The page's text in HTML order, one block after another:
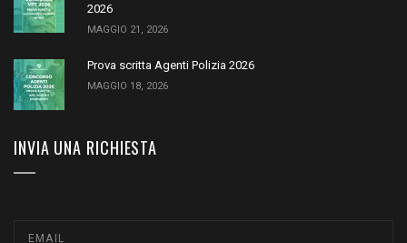
2026
MAGGIO 21, 2026
Prova scritta Agenti Polizia 2026
MAGGIO 18, 2026
INVIA UNA RICHIESTA